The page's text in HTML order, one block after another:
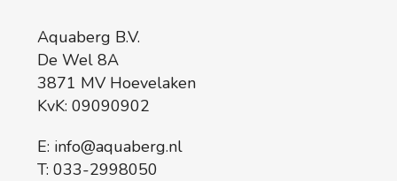
Aquaberg B.V.
De Wel 8A
3871 MV Hoevelaken
KvK: 09090902
E: info@aquaberg.nl
T: 033-2998050